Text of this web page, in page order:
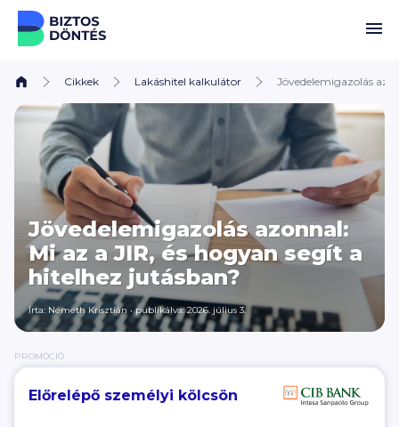
Ugrás a tartalomhoz
Cikkek Lakáshitel kalkulátor Jövedelemigazolás
Jövedelemigazolás azonnal:
Mi az a JIR, és hogyan segít a
hitelhez jutásban?
Írta: Németh Krisztián •publikálva: 2026. július 3.
PROMÓCIÓ
Előrelépő személyi kölcsön